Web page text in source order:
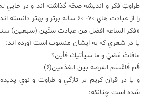
طراوتِ فكر و انديشه صحّه گذاشته اند و در جايي
را از عبادت هاي 70- 60 ساله برتر و بهتر دانسته اند.
«فكر الساعه افضل من عبادت ستّين (سبعين)
يا در شعري كه به ايشان منسوب است آورده اند:
مافاتَ مَضيَْ و ما سَيأتيك فأين؟
قُم فَاغَتنَم الفرصه بينَ العَدَمين(6)
و يا در قرآن كريم بر تازگي و طراوت و نوي
شده است چنانكه: